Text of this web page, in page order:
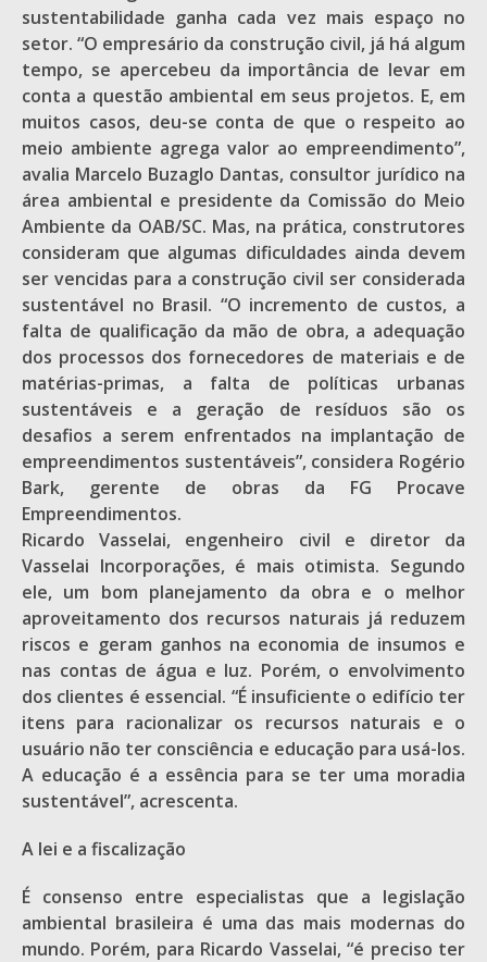
sustentabilidade ganha cada vez mais espaço no
setor. “O empresário da construção civil, já há algum
tempo, se apercebeu da importância de levar em
conta a questão ambiental em seus projetos. E, em
muitos casos, deu-se conta de que o respeito ao
meio ambiente agrega valor ao empreendimento”,
avalia Marcelo Buzaglo Dantas, consultor jurídico na
área ambiental e presidente da Comissão do Meio
Ambiente da OAB/SC. Mas, na prática, construtores
consideram que algumas dificuldades ainda devem
ser vencidas para a construção civil ser considerada
sustentável no Brasil. “O incremento de custos, a
falta de qualificação da mão de obra, a adequação
dos processos dos fornecedores de materiais e de
matérias-primas, a falta de políticas urbanas
sustentáveis e a geração de resíduos são os
desafios a serem enfrentados na implantação de
empreendimentos sustentáveis”, considera Rogério
Bark, gerente de obras da FG Procave
Empreendimentos.
Ricardo Vasselai, engenheiro civil e diretor da
Vasselai Incorporações, é mais otimista. Segundo
ele, um bom planejamento da obra e o melhor
aproveitamento dos recursos naturais já reduzem
riscos e geram ganhos na economia de insumos e
nas contas de água e luz. Porém, o envolvimento
dos clientes é essencial. “É insuficiente o edifício ter
itens para racionalizar os recursos naturais e o
usuário não ter consciência e educação para usá-los.
A educação é a essência para se ter uma moradia
sustentável”, acrescenta.
A lei e a fiscalização
É consenso entre especialistas que a legislação
ambiental brasileira é uma das mais modernas do
mundo. Porém, para Ricardo Vasselai, “é preciso ter